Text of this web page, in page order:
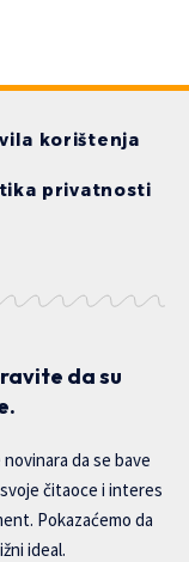
korištenja
privatnosti
da su
da se bave
čitaoce i interes
Pokazaćemo da
ideal.